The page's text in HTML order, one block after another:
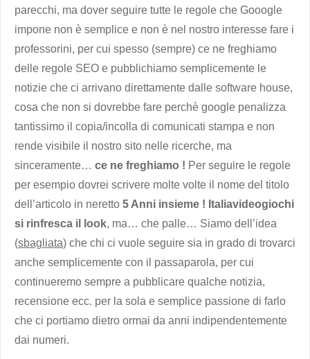
parecchi, ma dover seguire tutte le regole che Gooogle
impone non è semplice e non è nel nostro interesse fare i
professorini, per cui spesso (sempre) ce ne freghiamo
delle regole SEO e pubblichiamo semplicemente le
notizie che ci arrivano direttamente dalle software house,
cosa che non si dovrebbe fare perchè google penalizza
tantissimo il copia/incolla di comunicati stampa e non
rende visibile il nostro sito nelle ricerche, ma
sinceramente… ce ne freghiamo ! Per seguire le regole
per esempio dovrei scrivere molte volte il nome del titolo
dell’articolo in neretto 5 Anni insieme ! Italiavideogiochi
si rinfresca il look, ma… che palle… Siamo dell’idea
(sbagliata) che chi ci vuole seguire sia in grado di trovarci
anche semplicemente con il passaparola, per cui
continueremo sempre a pubblicare qualche notizia,
recensione ecc. per la sola e semplice passione di farlo
che ci portiamo dietro ormai da anni indipendentemente
dai numeri.